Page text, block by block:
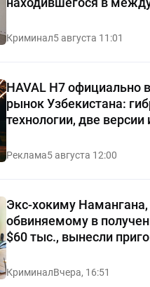
Криминал5 августа 11:01
HAVAL H7 официально
рынок Узбекистана:
технологии, две
Реклама5 августа 12:00
Экс-хокиму Намангана,
обвиняемому в
$60 тыс., вынесли
КриминалВчера, 16:51